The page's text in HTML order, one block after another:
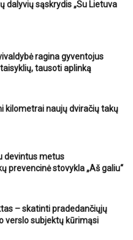
dalyvių sąskrydis „Su Lietuva
ragina gyventojus
tausoti aplinką
kilometrai naujų dviračių takų
devintus metus
prevencinė stovykla „Aš galiu“
– skatinti pradedančiųjų
verslo subjektų kūrimąsi